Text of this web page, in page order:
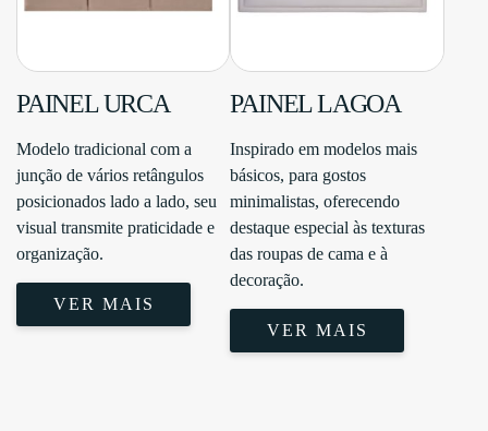
PAINEL URCA
Modelo tradicional com a
junção de vários retângulos
posicionados lado a lado, seu
visual transmite praticidade e
organização.
VER MAIS
PAINEL LAGOA
Inspirado em modelos mais
básicos, para gostos
minimalistas, oferecendo
destaque especial às texturas
das roupas de cama e à
decoração.
VER MAIS